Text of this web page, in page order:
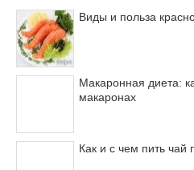
Виды и польза
Макаронная диета:
макаронах
Как и с чем пить чай